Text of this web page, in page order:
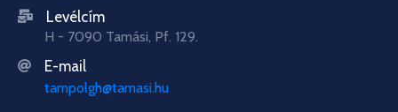
Levélcím
H - 7090 Tamási, Pf. 129.
E-mail
tampolgh@tamasi.hu